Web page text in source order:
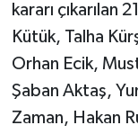
kararı çıkarılan
Kütük, Talha
Orhan Ecik,
Şaban Aktaş,
Zaman, Hakan